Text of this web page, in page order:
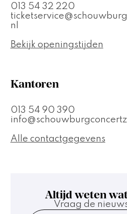
013 54 32 220
nl
Bekijk openingstijden
Kantoren
013 54 90 390
Alle contactgegevens
Altijd weten
Vraag de